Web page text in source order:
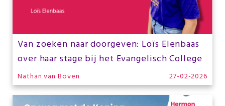
Van zoeken naar doorgeven: Loïs Elenbaas
over haar stage bij het Evangelisch College
Nathan van Boven 27-02-2026